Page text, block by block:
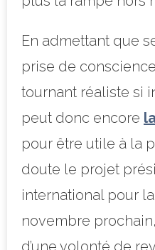
En admettant que
prise de
tournant réaliste si
peut donc encore
pour être utile à la
doute le projet
international pour
novembre
d’une volonté de